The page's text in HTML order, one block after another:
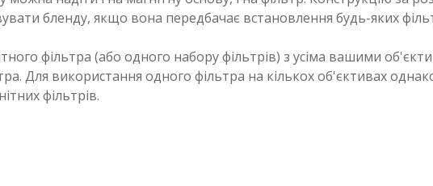
бленду, якщо вона передбачає встановлення будь-яких
фільтра (або одного набору фільтрів) з усіма вашими
Для використання одного фільтра на кількох об'єктивах
фільтрів.